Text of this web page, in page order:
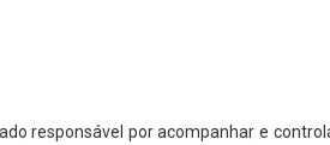
responsável por acompanhar e